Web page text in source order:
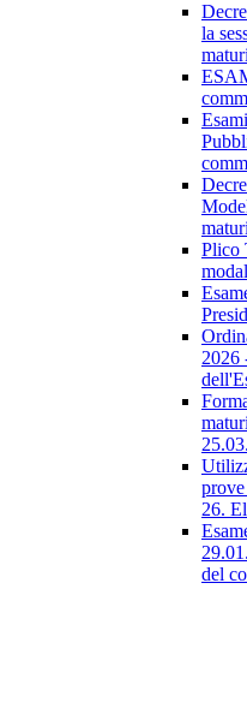
la
Plico
2026
26.
del